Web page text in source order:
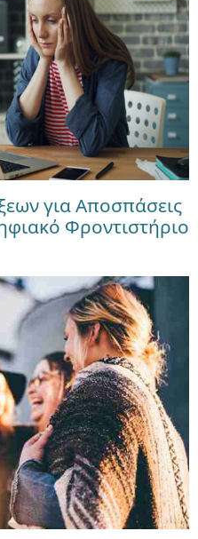
για Αποσπάσεις
Φροντιστήριο